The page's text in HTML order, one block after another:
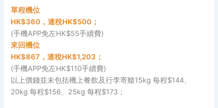
單程機位
HK$360，連稅HK$500；
(手機APP免左HK$55手續費)
來回機位
HK$867，連稅HK$1,203；
(手機APP免左HK$110手續費)
以上價錢並未包括機上餐飲及行李寄艙15kg 每程$144、
20kg 每程$156、25kg 每程$173；